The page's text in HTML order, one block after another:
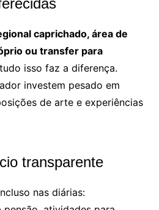
caprichado, área de
ou transfer para
isso faz a diferença.
investem pesado em
de arte e experiências
transparente
nas diárias: